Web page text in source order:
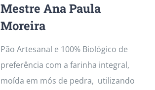
Mestre Ana Paula
Moreira
Pão Artesanal e 100% Biológico de
preferência com a farinha integral,
moída em mós de pedra, utilizando